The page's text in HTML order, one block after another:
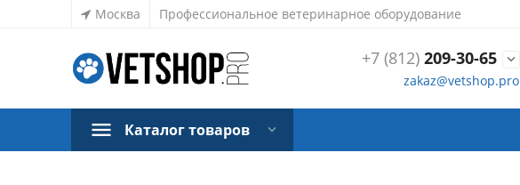
Москва Профессиональное ветеринарное оборудование
+7 (812)209-30-65 
zakaz@vetshop.pro
Каталог товаров